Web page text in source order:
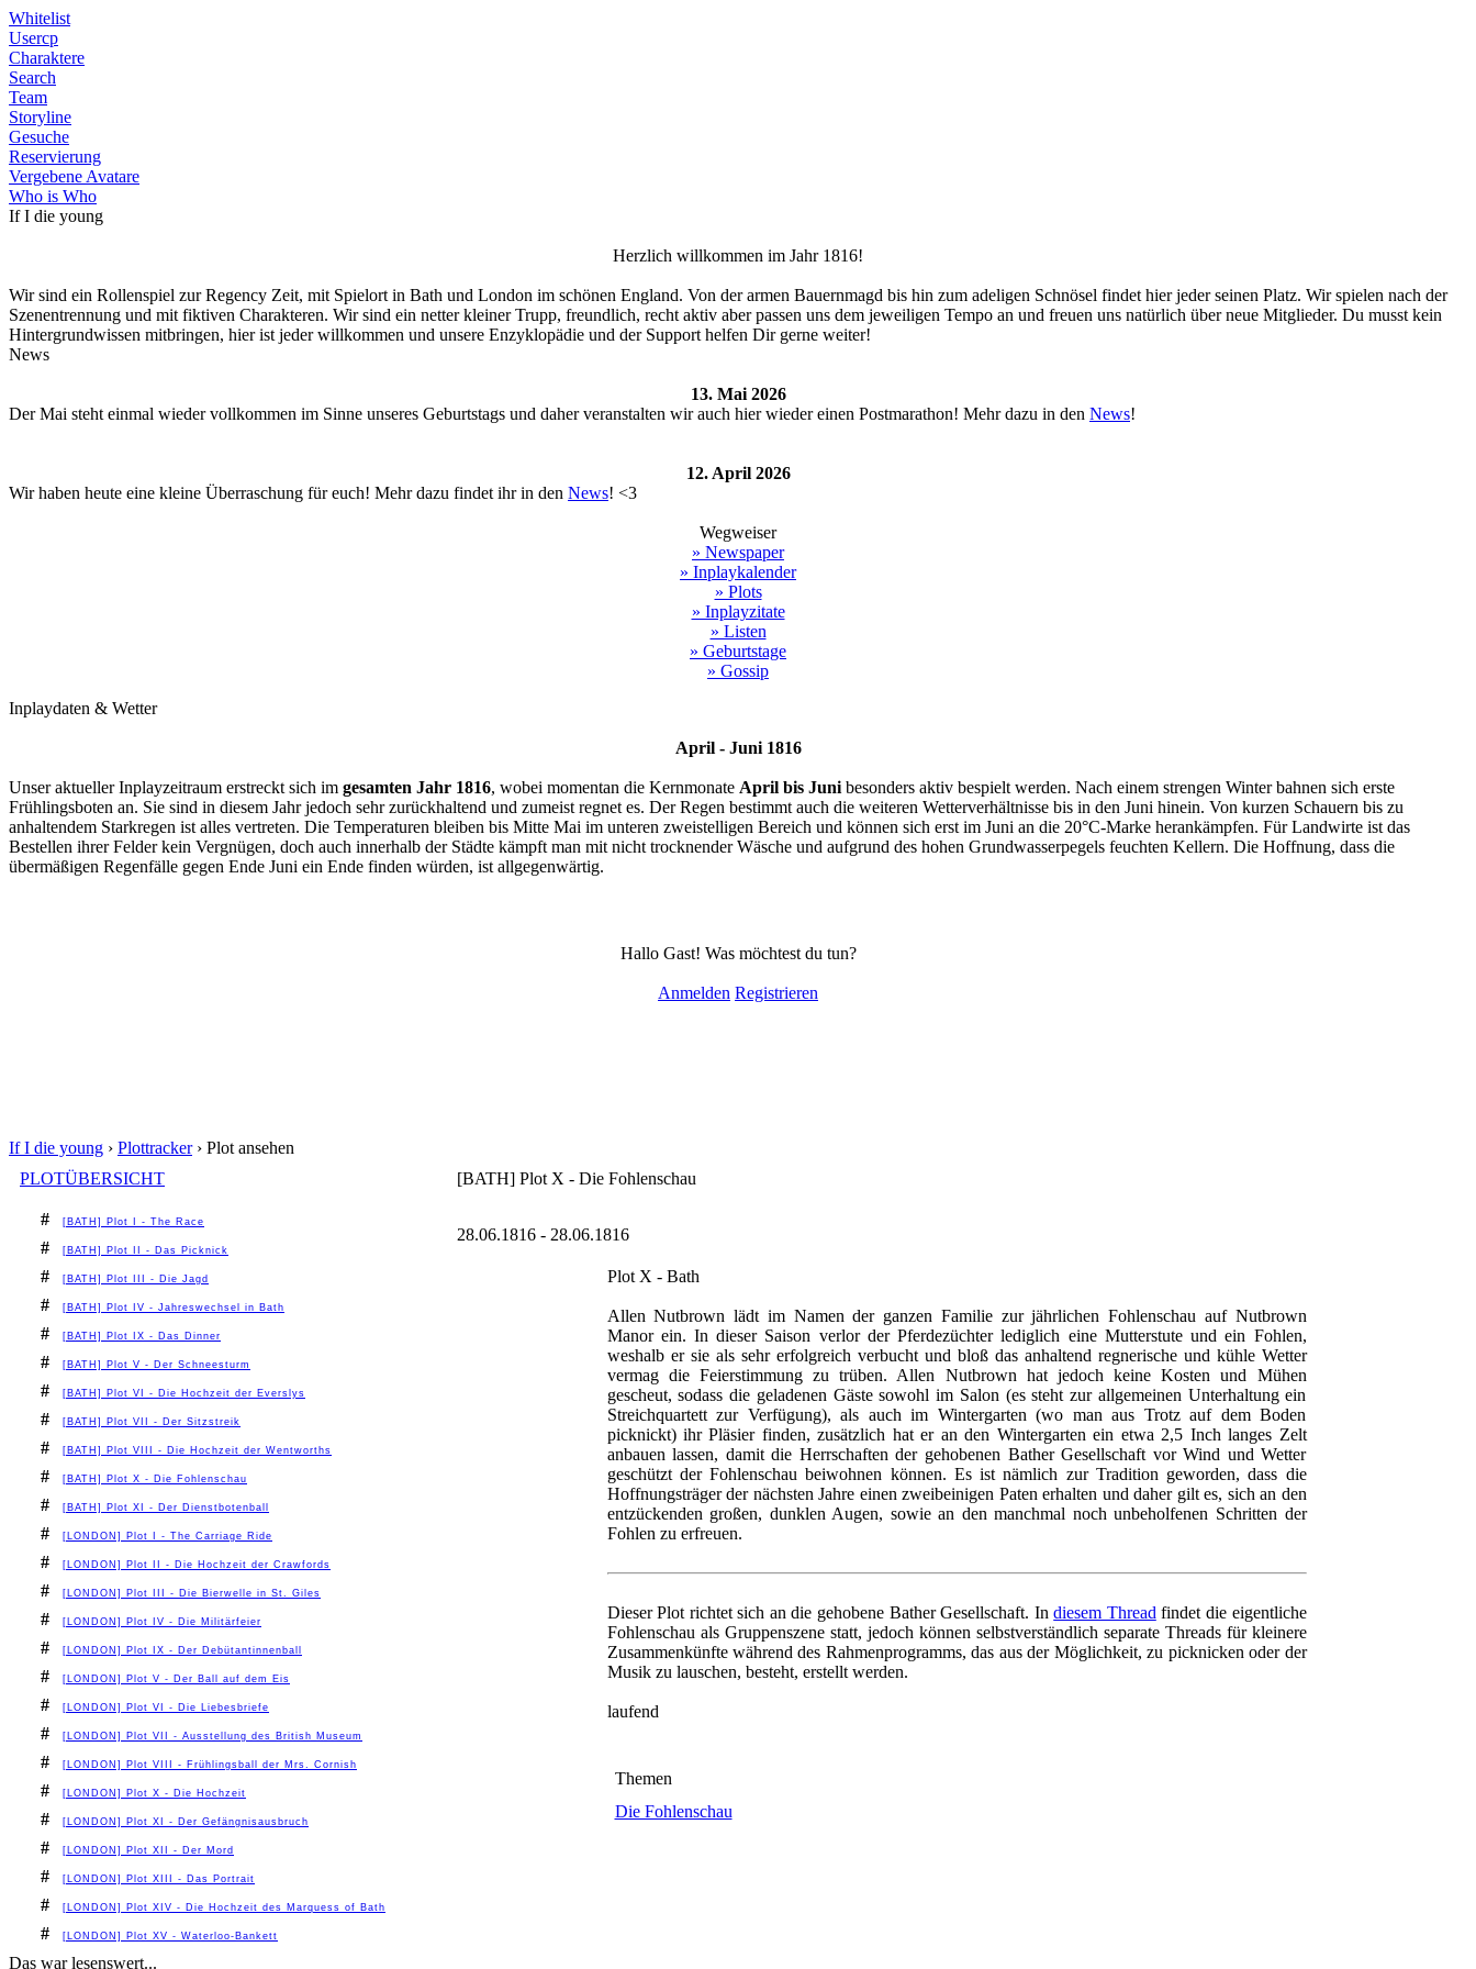
Whitelist
Usercp
Charaktere
Search
Team
Storyline
Gesuche
Reservierung
Vergebene Avatare
Who is Who
If I die young
Herzlich willkommen im Jahr 1816!
Wir sind ein Rollenspiel zur Regency Zeit, mit Spielort in Bath und London im schönen England. Von der armen Bauernmagd bis hin zum adeligen Schnösel findet hier jeder seinen Platz. Wir spielen nach der
Szenentrennung und mit fiktiven Charakteren. Wir sind ein netter kleiner Trupp, freundlich, recht aktiv aber passen uns dem jeweiligen Tempo an und freuen uns natürlich über neue Mitglieder. Du musst kein
Hintergrundwissen mitbringen, hier ist jeder willkommen und unsere Enzyklopädie und der Support helfen Dir gerne weiter!
News
13. Mai 2026
Der Mai steht einmal wieder vollkommen im Sinne unseres Geburtstags und daher veranstalten wir auch hier wieder einen Postmarathon! Mehr dazu in den News!
12. April 2026
Wir haben heute eine kleine Überraschung für euch! Mehr dazu findet ihr in den News! <3
Wegweiser
» Newspaper
» Inplaykalender
» Plots
» Inplayzitate
» Listen
» Geburtstage
» Gossip
Inplaydaten & Wetter
April - Juni 1816
Unser aktueller Inplayzeitraum erstreckt sich im gesamten Jahr 1816, wobei momentan die Kernmonate April bis Juni besonders aktiv bespielt werden. Nach einem strengen Winter bahnen sich erste
Frühlingsboten an. Sie sind in diesem Jahr jedoch sehr zurückhaltend und zumeist regnet es. Der Regen bestimmt auch die weiteren Wetterverhältnisse bis in den Juni hinein. Von kurzen Schauern bis zu
anhaltendem Starkregen ist alles vertreten. Die Temperaturen bleiben bis Mitte Mai im unteren zweistelligen Bereich und können sich erst im Juni an die 20°C-Marke herankämpfen. Für Landwirte ist das
Bestellen ihrer Felder kein Vergnügen, doch auch innerhalb der Städte kämpft man mit nicht trocknender Wäsche und aufgrund des hohen Grundwasserpegels feuchten Kellern. Die Hoffnung, dass die
übermäßigen Regenfälle gegen Ende Juni ein Ende finden würden, ist allgegenwärtig.
Hallo Gast! Was möchtest du tun?
Anmelden Registrieren
If I die young › Plottracker › Plot ansehen
PLOTÜBERSICHT
[BATH] Plot X - Die Fohlenschau
# [BATH] Plot I - The Race
# [BATH] Plot II - Das Picknick
# [BATH] Plot III - Die Jagd
# [BATH] Plot IV - Jahreswechsel in Bath
# [BATH] Plot IX - Das Dinner
# [BATH] Plot V - Der Schneesturm
# [BATH] Plot VI - Die Hochzeit der Everslys
# [BATH] Plot VII - Der Sitzstreik
# [BATH] Plot VIII - Die Hochzeit der Wentworths
# [BATH] Plot X - Die Fohlenschau
# [BATH] Plot XI - Der Dienstbotenball
# [LONDON] Plot I - The Carriage Ride
# [LONDON] Plot II - Die Hochzeit der Crawfords
# [LONDON] Plot III - Die Bierwelle in St. Giles
# [LONDON] Plot IV - Die Militärfeier
# [LONDON] Plot IX - Der Debütantinnenball
# [LONDON] Plot V - Der Ball auf dem Eis
# [LONDON] Plot VI - Die Liebesbriefe
# [LONDON] Plot VII - Ausstellung des British Museum
# [LONDON] Plot VIII - Frühlingsball der Mrs. Cornish
# [LONDON] Plot X - Die Hochzeit
# [LONDON] Plot XI - Der Gefängnisausbruch
# [LONDON] Plot XII - Der Mord
# [LONDON] Plot XIII - Das Portrait
# [LONDON] Plot XIV - Die Hochzeit des Marquess of Bath
# [LONDON] Plot XV - Waterloo-Bankett
28.06.1816 - 28.06.1816
Plot X - Bath
Allen Nutbrown lädt im Namen der ganzen Familie zur jährlichen Fohlenschau auf Nutbrown
Manor ein. In dieser Saison verlor der Pferdezüchter lediglich eine Mutterstute und ein Fohlen,
weshalb er sie als sehr erfolgreich verbucht und bloß das anhaltend regnerische und kühle Wetter
vermag die Feierstimmung zu trüben. Allen Nutbrown hat jedoch keine Kosten und Mühen
gescheut, sodass die geladenen Gäste sowohl im Salon (es steht zur allgemeinen Unterhaltung ein
Streichquartett zur Verfügung), als auch im Wintergarten (wo man aus Trotz auf dem Boden
picknickt) ihr Pläsier finden, zusätzlich hat er an den Wintergarten ein etwa 2,5 Inch langes Zelt
anbauen lassen, damit die Herrschaften der gehobenen Bather Gesellschaft vor Wind und Wetter
geschützt der Fohlenschau beiwohnen können. Es ist nämlich zur Tradition geworden, dass die
Hoffnungsträger der nächsten Jahre einen zweibeinigen Paten erhalten und daher gilt es, sich an den
entzückenden großen, dunklen Augen, sowie an den manchmal noch unbeholfenen Schritten der
Fohlen zu erfreuen.
Dieser Plot richtet sich an die gehobene Bather Gesellschaft. Indiesem Thread findet die eigentliche
Fohlenschau als Gruppenszene statt, jedoch können selbstverständlich separate Threads für kleinere
Zusammenkünfte während des Rahmenprogramms, das aus der Möglichkeit, zu picknicken oder der
Musik zu lauschen, besteht, erstellt werden.
laufend
Themen
Die Fohlenschau
Das war lesenswert...